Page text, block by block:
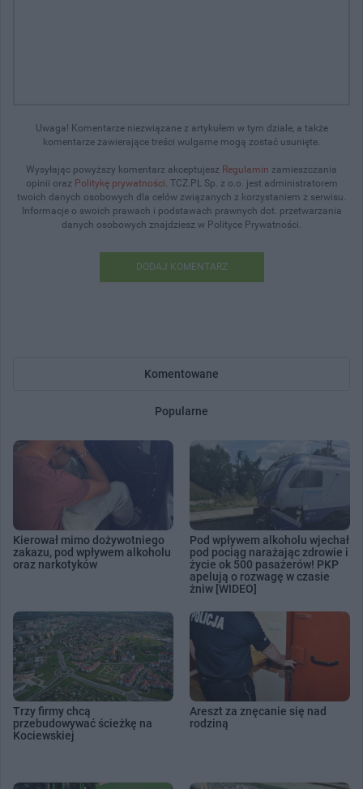
Uwaga! Komentarze niezwiązane z artykułem w tym dziale, a także
komentarze zawierające treści wulgarne mogą zostać usunięte.
Wysyłając powyższy komentarz akceptujesz Regulamin zamieszczania
opinii oraz Politykę prywatności. TCZ.PL Sp. z o.o. jest administratorem
twoich danych osobowych dla celów związanych z korzystaniem z serwisu.
Informacje o swoich prawach i podstawach prawnych dot. przetwarzania
danych osobowych znajdziesz w Polityce Prywatności.
DODAJ KOMENTARZ
Komentowane
Popularne
Kierował mimo dożywotniego
zakazu, pod wpływem alkoholu
oraz narkotyków
Pod wpływem alkoholu wjechał
pod pociąg narażając zdrowie i
życie ok 500 pasażerów! PKP
apelują o rozwagę w czasie
żniw [WIDEO]
Trzy firmy chcą
przebudowywać ścieżkę na
Kociewskiej
Areszt za znęcanie się nad
rodziną